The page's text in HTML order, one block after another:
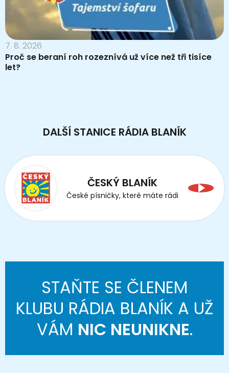
7. 8. 2026
Proč se beraní roh rozeznívá už více než tři tisíce
let?
DALŠÍ STANICE RÁDIA BLANÍK
ČESKÝ BLANÍK
České písničky, které máte rádi
STAŇTE SE ČLENEM
KLUBU RÁDIA BLANÍK A UŽ
VÁM NIC NEUNIKNE.